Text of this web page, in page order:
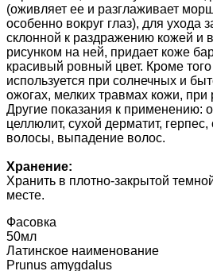
(оживляет ее и разглаживает
особенно вокруг глаз), для ухода
склонной к раздражению кожей и
рисунком на ней, придает коже
красивый ровный цвет. Кроме
используется при солнечных и
ожогах, мелких травмах кожи, при
Другие показания к применению:
целлюлит, сухой дерматит,
волосы, выпадение волос.
Хранение:
Хранить в плотно-закрытой
месте.
Фасовка
50мл
Латинское наименование
Prunus amygdalus